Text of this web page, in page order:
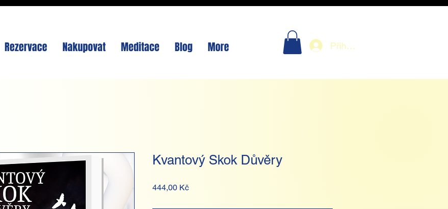
Rezervace Nakupovat Meditace Blog More Přihlásit se
Kvantový Skok Důvěry
444,00 KčCena